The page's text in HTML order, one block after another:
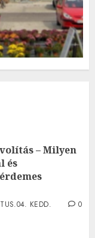
– Milyen
és
KEDD.
0